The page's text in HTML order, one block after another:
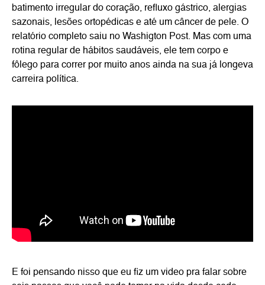
batimento irregular do coração, refluxo gástrico, alergias
sazonais, lesões ortopédicas e até um câncer de pele. O
relatório completo saiu no Washigton Post. Mas com uma
rotina regular de hábitos saudáveis, ele tem corpo e
fôlego para correr por muito anos ainda na sua já longeva
carreira política.
E foi pensando nisso que eu fiz um video pra falar sobre